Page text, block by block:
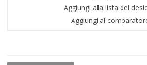
Aggiungi alla lista dei
Aggiungi al